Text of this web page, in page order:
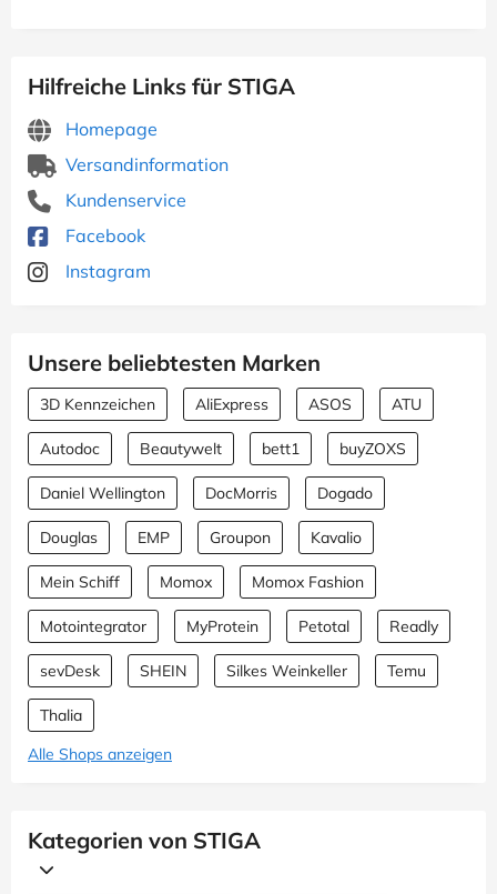
Hilfreiche Links für STIGA
Homepage
Versandinformation
Kundenservice
Facebook
Instagram
Unsere beliebtesten Marken
3D Kennzeichen AliExpress ASOS ATU
Autodoc Beautywelt bett1 buyZOXS
Daniel Wellington DocMorris Dogado
Douglas EMP Groupon Kavalio
Mein Schiff Momox Momox Fashion
Motointegrator MyProtein Petotal Readly
sevDesk SHEIN Silkes Weinkeller Temu
Thalia
Alle Shops anzeigen
Kategorien von STIGA